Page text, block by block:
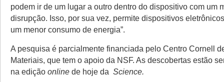
podem ir de um lugar a outro dentro do dispositivo com um
disrupção. Isso, por sua vez, permite dispositivos
um menor consumo de energia”.
A pesquisa é parcialmente financiada pelo Centro Cornell
Materiais, que tem o apoio da NSF. As descobertas estão
na edição online de hoje da Science.